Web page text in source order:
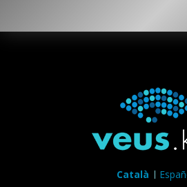
Català